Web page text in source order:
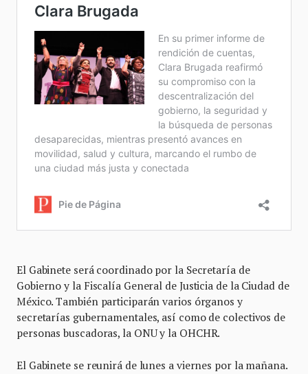
El Gabinete será coordinado por la Secretaría de
Gobierno y la Fiscalía General de Justicia de la Ciudad de
México. También participarán varios órganos y
secretarías gubernamentales, así como de colectivos de
personas buscadoras, la ONU y la OHCHR.
El Gabinete se reunirá de lunes a viernes por la mañana.